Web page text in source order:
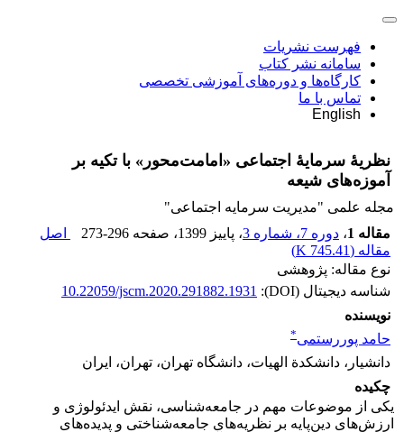
فهرست نشریات
سامانه نشر کتاب
کارگاه‌ها و دوره‌های آموزشی تخصصی
تماس با ما
English
نظریۀ سرمایۀ اجتماعی «امامت‌محور» با تکیه بر
آموزه‌های شیعه
مجله علمی "مدیریت سرمایه اجتماعی"
مقاله 1
، دوره 7، شماره 3 ، پاییز 1399 ، صفحه 273-296
اصل
مقاله (745.41 K
)
نوع مقاله: پژوهشی
شناسه دیجیتال (DOI):
10.22059/jscm.2020.291882.1931
نویسنده
حامد پوررستمی*
دانشیار، دانشکدة الهیات، دانشگاه تهران، تهران، ایران
چکیده
یکی از موضوعات مهم در جامعه‌شناسی، نقش ایدئولوژی و
ارزش‌های دین‌پایه بر نظریه‌های جامعه‌شناختی و پدیده‌های